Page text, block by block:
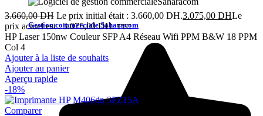
Gestion commerciale Saharacom
3.660,00DH Le prix initial était : 3.660,00 DH.3.075,00 DHLe
prix actuel est : 3.075,00 DH. TTC
HP Laser 150nw Couleur SFP A4 Réseau Wifi PPM B&W 18 PPM
Col 4
Ajouter à la liste de souhaits
Ajouter au panier
Aperçu rapide
-18%
Comparer